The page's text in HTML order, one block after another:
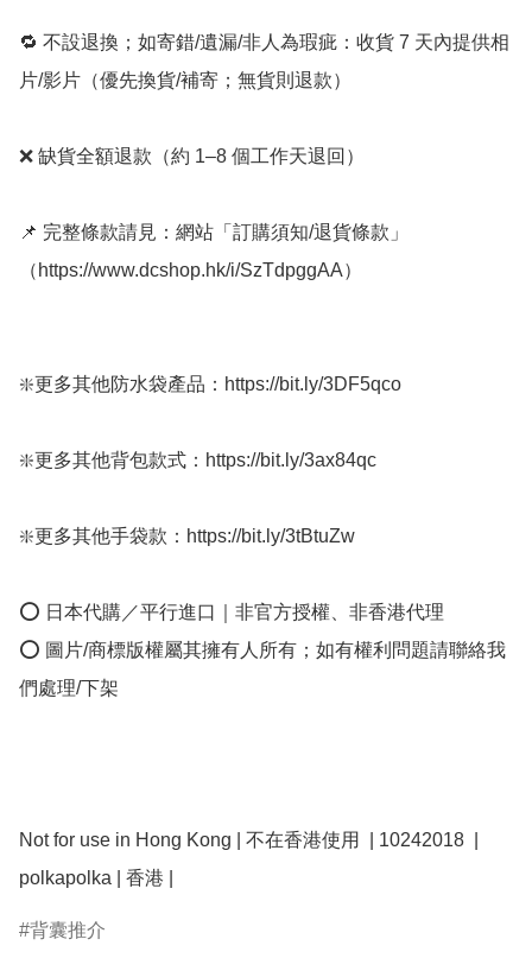
🔁 不設退換；如寄錯/遺漏/非人為瑕疵：收貨 7 天內提供相
片/影片（優先換貨/補寄；無貨則退款）
❌ 缺貨全額退款（約 1–8 個工作天退回）
📌 完整條款請見：網站「訂購須知/退貨條款」
（https://www.dcshop.hk/i/SzTdpggAA）
❇️更多其他防水袋產品：https://bit.ly/3DF5qco
❇️更多其他背包款式：https://bit.ly/3ax84qc
❇️更多其他手袋款：https://bit.ly/3tBtuZw
⭕ 日本代購／平行進口｜非官方授權、非香港代理
⭕ 圖片/商標版權屬其擁有人所有；如有權利問題請聯絡我
們處理/下架
Not for use in Hong Kong | 不在香港使用  | 10242018  |
polkapolka | 香港 |
背囊推介